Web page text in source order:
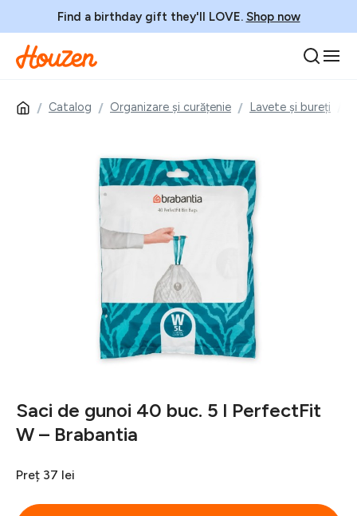
Find a birthday gift they'll LOVE. Shop now
Catalog Organizare și curățenie Lavete și bureți
Saci de gunoi 40 buc. 5 l PerfectFit
W – Brabantia
Preț 37 lei